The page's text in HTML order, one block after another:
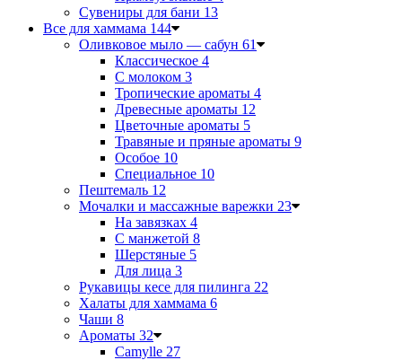
Сувениры для бани 13
Все для хаммама 144
Оливковое мыло — сабун 61
Классическое 4
С молоком 3
Тропические ароматы 4
Древесные ароматы 12
Цветочные ароматы 5
Травяные и пряные ароматы 9
Особое 10
Специальное 10
Пештемаль 12
Мочалки и массажные варежки 23
На завязках 4
С манжетой 8
Шерстяные 5
Для лица 3
Рукавицы кесе для пилинга 22
Халаты для хаммама 6
Чаши 8
Ароматы 32
Camylle 27